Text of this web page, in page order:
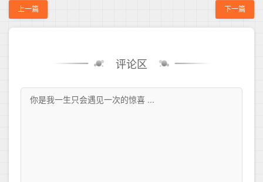
上一篇 下一篇
评论区